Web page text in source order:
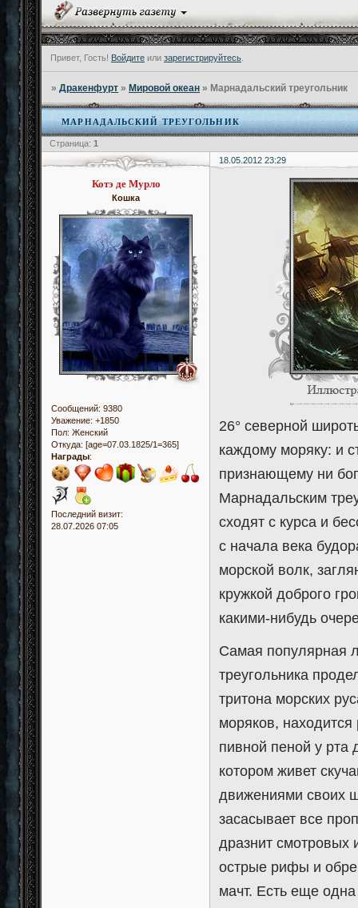
Привет, Гость! Войдите или зарегистрируйтесь
»Дракенфурт » Мировой океан » Марнадальский треугольник
МАРНАДАЛЬСКИЙ ТРЕУГОЛЬНИК
Страница: 1
18.05.2012 23:29
Котэ де Мурло
Кошка
Сообщений: 9380
Уважение: +1850
Пол: Женский
Откуда: [age=07.03.1825/1=365]
Награды:
Последний визит:
28.07.2026 07:05
26° северной
каждому моряку: и
признающему ни
Марнадальским
сходят с курса и
с начала века
морской волк,
кружкой доброго
какими-нибудь
Самая популярная
треугольника
тритона морских
моряков,
пивной пеной у рта
котором живет
движениями своих
засасывает все
дразнит смотровых
острые рифы и
мачт. Есть еще